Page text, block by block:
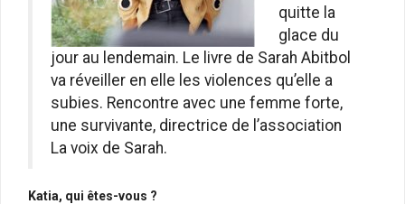
quitte la
glace du
jour au lendemain. Le livre de Sarah Abitbol
va réveiller en elle les violences qu’elle a
subies. Rencontre avec une femme forte,
une survivante, directrice de l’association
La voix de Sarah.
Katia, qui êtes-vous ?